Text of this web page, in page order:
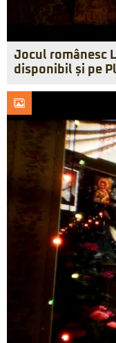
Jocul românesc
disponibil și pe